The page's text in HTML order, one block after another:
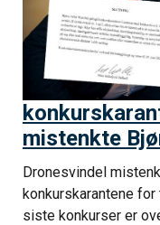
mistenkte
Dronesvindel
konkurskarantene
siste konkurser er